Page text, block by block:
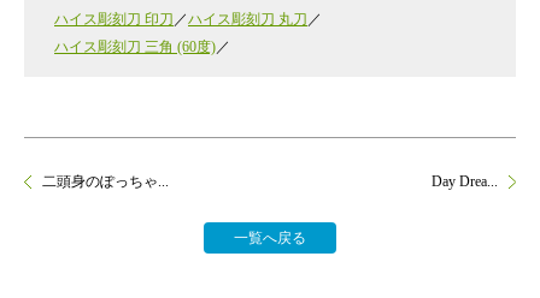
ハイス彫刻刀 印刀
ハイス彫刻刀 丸刀
ハイス彫刻刀 三角 (60度)
二頭身のぽっちゃ...
一覧へ戻る
Day Drea...